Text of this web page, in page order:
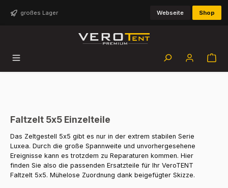
Zum Hauptinhalt springen
großes Lager Webseite Shop
Faltzelt 5x5 Einzelteile
Das Zeltgestell 5x5 gibt es nur in der extrem stabilen Serie
Luxea. Durch die große Spannweite und unvorhergesehene
Ereignisse kann es trotzdem zu Reparaturen kommen. Hier
finden Sie also die passenden Ersatzteile für Ihr VeroTENT
Faltzelt 5x5. Mühelose Zuordnung dank beigefügter Skizze.